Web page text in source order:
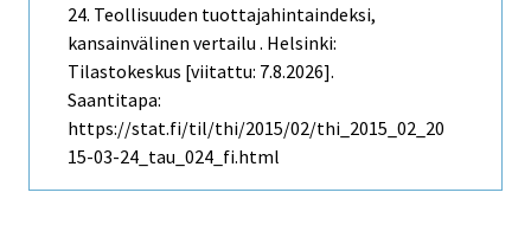
24. Teollisuuden tuottajahintaindeksi,
kansainvälinen vertailu . Helsinki:
Tilastokeskus [viitattu: 7.8.2026].
Saantitapa:
https://stat.fi/til/thi/2015/02/thi_2015_02_20
15-03-24_tau_024_fi.html